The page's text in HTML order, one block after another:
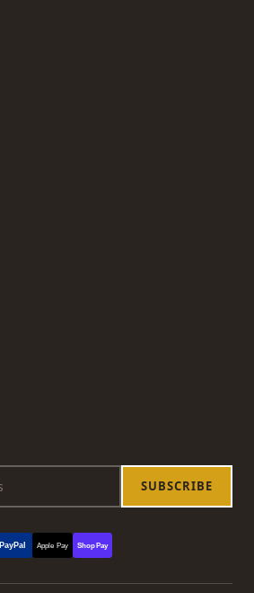
SUBSCRIBE
PayPal Apple Pay Shop Pay